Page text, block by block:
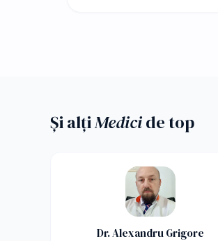
Și alțiMedicide top
Dr. Alexandru Grigore